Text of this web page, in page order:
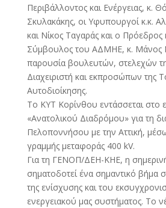
Περιβάλλοντος και Ενέργειας, κ.
Σκυλακάκης, οι Υφυπουργοί κ.κ.
και Νίκος Ταγαράς και ο
Σύμβουλος του ΑΔΜΗΕ, κ. Μάνος
παρουσία βουλευτών, στελεχών
Διαχειριστή και εκπροσώπων της
Αυτοδιοίκησης.
Το ΚΥΤ Κορίνθου εντάσσεται στο
«Ανατολικού Διαδρόμου» για τη
Πελοποννήσου με την Αττική,
γραμμής μεταφοράς 400 kV.
Για τη ΓΕΝΟΠ/ΔΕΗ-ΚΗΕ, η
σηματοδοτεί ένα σημαντικό βήμα
της ενίσχυσης και του
ενεργειακού μας συστήματος. Το